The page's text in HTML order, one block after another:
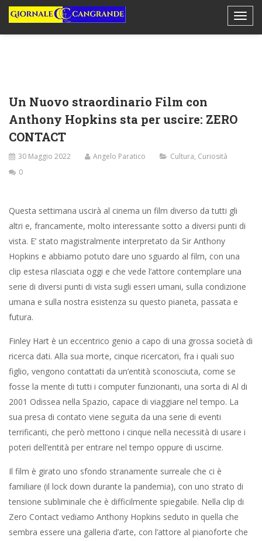
Un Nuovo straordinario Film con
Anthony Hopkins sta per uscire: ZERO
CONTACT
30 Maggio 2022 Angelo Paratico Cultura, Curiosità
0
Questa settimana uscirà al cinema un film diverso da tutti gli
altri e, francamente, molto interessante sotto a diversi punti di
vista. E’ stato magistralmente interpretato da Sir Anthony
Hopkins e abbiamo potuto dare uno sguardo al film, con una
clip estesa rilasciata oggi e che vede l’attore contemplare una
serie di diversi punti di vista sugli esseri umani, sulla condizione
umana e sulla nostra esistenza su questo pianeta, passata e
futura.
Finley Hart è un eccentrico genio a capo di una grossa società di
ricerca dati. Alla sua morte, cinque ricercatori, fra i quali suo
figlio, vengono contattati da un’entità sconosciuta, come se
fosse la mente di tutti i computer funzionanti, una sorta di Al di
2001 Odissea nella Spazio, capace di viaggiare nel tempo. La
sua presa di contato viene seguita da una serie di eventi
terrificanti, che però mettono i cinque nella necessità di usare i
poteri dell’entità per entrare nel tempo oppure di uscirne.
Il film è girato uno sfondo stranamente surreale che ci è
familiare (il lock down durante la pandemia), con uno strato di
tensione subliminale che è difficilmente spiegabile. Nella clip di
Zero Contact vediamo Anthony Hopkins seduto in quella che
sembra essere una galleria d’arte, con l’attore al pianoforte che